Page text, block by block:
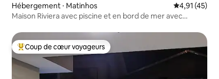
Hébergement ⋅ Matinhos Évaluation
4,91 (45)
Maison Riviera avec piscine et en bord de mer avec
Coups de cœur voyageurs les plus appréciés
Coup de cœur voyageurs